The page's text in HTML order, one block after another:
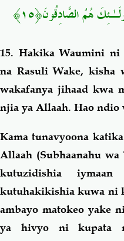
هُمُ الصَّادِقُونَ﴿١٥﴾
15. Hakika Waumini ni
na Rasuli Wake, kisha
wakafanya jihaad kwa
njia ya Allaah. Hao ndio
Kama tunavyoona
Allaah (Subhaanahu
kutuzidishia
kutuhakikishia kuwa ni
ambayo matokeo yake
ya hivyo ni kupata